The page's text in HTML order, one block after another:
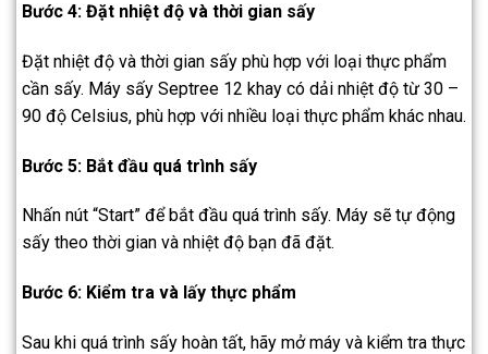
Bước 4: Đặt nhiệt độ và thời gian sấy
Đặt nhiệt độ và thời gian sấy phù hợp với loại thực phẩm
cần sấy. Máy sấy Septree 12 khay có dải nhiệt độ từ 30 –
90 độ Celsius, phù hợp với nhiều loại thực phẩm khác nhau.
Bước 5: Bắt đầu quá trình sấy
Nhấn nút “Start” để bắt đầu quá trình sấy. Máy sẽ tự động
sấy theo thời gian và nhiệt độ bạn đã đặt.
Bước 6: Kiểm tra và lấy thực phẩm
Sau khi quá trình sấy hoàn tất, hãy mở máy và kiểm tra thực